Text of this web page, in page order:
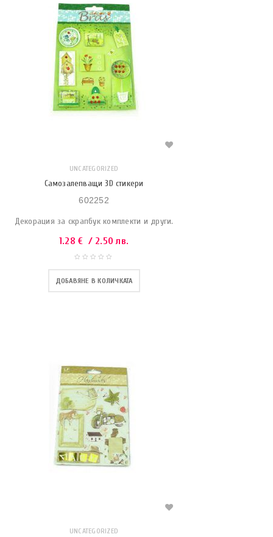
UNCATEGORIZED
Самозалепващи 3D стикери
602252
Декорация за скрапбук комплекти и други.
1.28€ / 2.50 лв.
ДОБАВЯНЕ В КОЛИЧКАТА
UNCATEGORIZED